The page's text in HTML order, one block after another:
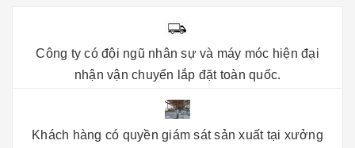
Công ty có đội ngũ nhân sự và máy móc hiện đại
nhận vận chuyển lắp đặt toàn quốc.
Khách hàng có quyền giám sát sản xuất tại xưởng